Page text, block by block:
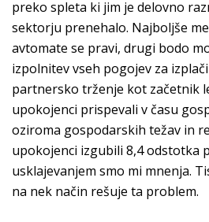
preko spleta ki jim je delovno
sektorju prenehalo. Najboljše
avtomate se pravi, drugi bodo
izpolnitev vseh pogojev za
partnersko trženje kot začetnik
upokojenci prispevali v času
oziroma gospodarskih težav in
upokojenci izgubili 8,4 odstotka
usklajevanjem smo mi mnenja.
na nek način rešuje ta problem.